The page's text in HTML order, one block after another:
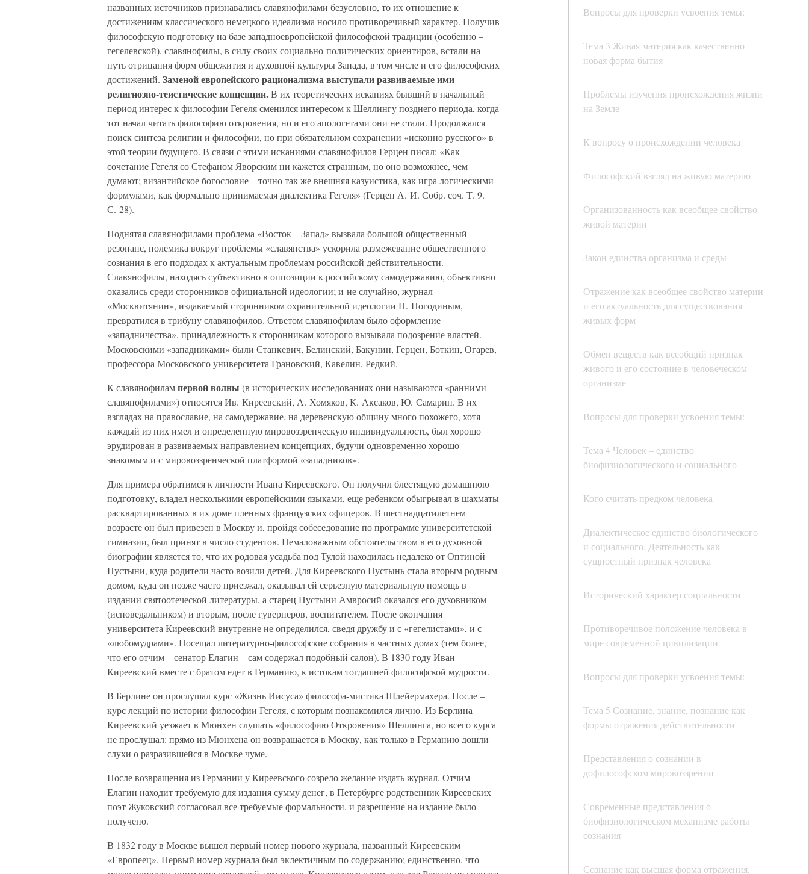
Вопросы для проверки усвоения темы:
Тема 3 Живая материя как качественно
новая форма бытия
Проблемы изучения происхождения жизни
на Земле
К вопросу о происхождении человека
Философский взгляд на живую материю
Организованность как всеобщее свойство
живой материи
Закон единства организма и среды
Отражение как всеобщее свойство материи
и его актуальность для существования
живых форм
Обмен веществ как всеобщий признак
живого и его состояние в человеческом
организме
Вопросы для проверки усвоения темы:
Тема 4 Человек – единство
биофизиологического и социального
Кого считать предком человека
Диалектическое единство биологического
и социального. Деятельность как
сущностный признак человека
Исторический характер социальности
Противоречивое положение человека в
мире современной цивилизации
Вопросы для проверки усвоения темы:
Тема 5 Сознание, знание, познание как
формы отражения действительности
Представления о сознании в
дофилософском мировоззрении
Современные представления о
биофизиологическом механизме работы
сознания
Сознание как высшая форма отражения.
названных источников признавались славянофилами безусловно, то их отношение к
достижениям классического немецкого идеализма носило противоречивый характер. Получив
философскую подготовку на базе западноевропейской философской традиции (особенно –
гегелевской), славянофилы, в силу своих социально-политических ориентиров, встали на
путь отрицания форм общежития и духовной культуры Запада, в том числе и его философских
достижений. Заменой европейского рационализма выступали развиваемые ими
религиозно-теистические концепции.В их теоретических исканиях бывший в начальный
период интерес к философии Гегеля сменился интересом к Шеллингу позднего периода, когда
тот начал читать философию откровения, но и его апологетами они не стали. Продолжался
поиск синтеза религии и философии, но при обязательном сохранении «исконно русского» в
этой теории будущего. В связи с этими исканиями славянофилов Герцен писал: «Как
сочетание Гегеля со Стефаном Яворским ни кажется странным, но оно возможнее, чем
думают; византийское богословие – точно так же внешняя казуистика, как игра логическими
формулами, как формально принимаемая диалектика Гегеля» (Герцен А. И. Собр. соч. Т. 9.
С. 28).
Поднятая славянофилами проблема «Восток – Запад» вызвала большой общественный
резонанс, полемика вокруг проблемы «славянства» ускорила размежевание общественного
сознания в его подходах к актуальным проблемам российской действительности.
Славянофилы, находясь субъективно в оппозиции к российскому самодержавию, объективно
оказались среди сторонников официальной идеологии; и не случайно, журнал
«Москвитянин», издаваемый сторонником охранительной идеологии Н. Погодиным,
превратился в трибуну славянофилов. Ответом славянофилам было оформление
«западничества», принадлежность к сторонникам которого вызывала подозрение властей.
Московскими «западниками» были Станкевич, Белинский, Бакунин, Герцен, Боткин, Огарев,
профессора Московского университета Грановский, Кавелин, Редкий.
К славянофилампервой волны (в исторических исследованиях они называются «ранними
славянофилами») относятся Ив. Киреевский, А. Хомяков, К. Аксаков, Ю. Самарин. В их
взглядах на православие, на самодержавие, на деревенскую общину много похожего, хотя
каждый из них имел и определенную мировоззренческую индивидуальность, был хорошо
эрудирован в развиваемых направлением концепциях, будучи одновременно хорошо
знакомым и с мировоззренческой платформой «западников».
Для примера обратимся к личности Ивана Киреевского. Он получил блестящую домашнюю
подготовку, владел несколькими европейскими языками, еще ребенком обыгрывал в шахматы
расквартированных в их доме пленных французских офицеров. В шестнадцатилетнем
возрасте он был привезен в Москву и, пройдя собеседование по программе университетской
гимназии, был принят в число студентов. Немаловажным обстоятельством в его духовной
биографии является то, что их родовая усадьба под Тулой находилась недалеко от Оптиной
Пустыни, куда родители часто возили детей. Для Киреевского Пустынь стала вторым родным
домом, куда он позже часто приезжал, оказывал ей серьезную материальную помощь в
издании святоотеческой литературы, а старец Пустыни Амвросий оказался его духовником
(исповедальником) и вторым, после гувернеров, воспитателем. После окончания
университета Киреевский внутренне не определился, сведя дружбу и с «гегелистами», и с
«любомудрами». Посещал литературно-философские собрания в частных домах (тем более,
что его отчим – сенатор Елагин – сам содержал подобный салон). В 1830 году Иван
Киреевский вместе с братом едет в Германию, к истокам тогдашней философской мудрости.
В Берлине он прослушал курс «Жизнь Иисуса» философа-мистика Шлейермахера. После –
курс лекций по истории философии Гегеля, с которым познакомился лично. Из Берлина
Киреевский уезжает в Мюнхен слушать «философию Откровения» Шеллинга, но всего курса
не прослушал: прямо из Мюнхена он возвращается в Москву, как только в Германию дошли
слухи о разразившейся в Москве чуме.
После возвращения из Германии у Киреевского созрело желание издать журнал. Отчим
Елагин находит требуемую для издания сумму денег, в Петербурге родственник Киреевских
поэт Жуковский согласовал все требуемые формальности, и разрешение на издание было
получено.
В 1832 году в Москве вышел первый номер нового журнала, названный Киреевским
«Европеец». Первый номер журнала был эклектичным по содержанию; единственно, что